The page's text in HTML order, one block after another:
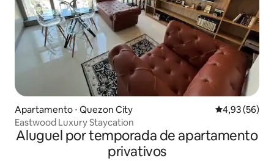
Apartamento ⋅ Quezon City 4,93 de uma
4,93 (56)
Eastwood Luxury Staycation
Aluguel por temporada de apartamento
privativos